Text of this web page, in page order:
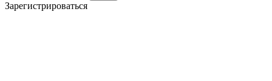
Зарегистрироваться